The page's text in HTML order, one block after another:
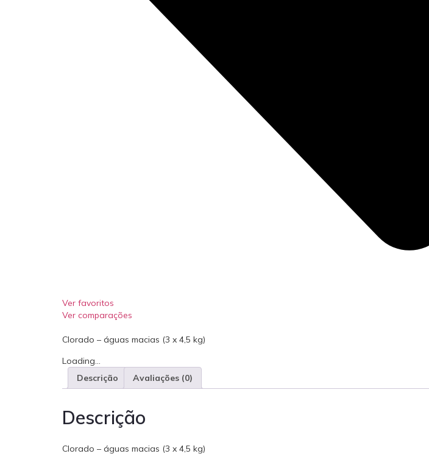
Ver favoritos
Ver comparações
Clorado – águas macias (3 x 4,5 kg)
Loading...
Descrição
Avaliações (0)
Descrição
Clorado – águas macias (3 x 4,5 kg)